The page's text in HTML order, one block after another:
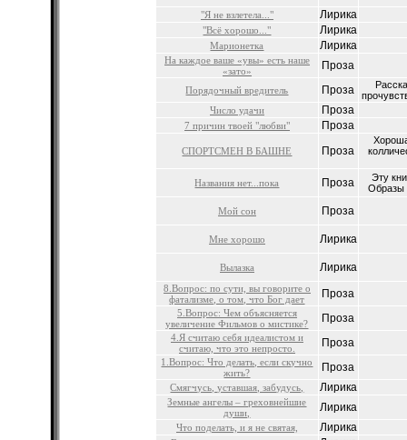
"Я не взлетела..." Лирика
"Всё хорошо..." Лирика
Марионетка Лирика
На каждое ваше «увы» есть наше
«зато»
Проза
Порядочный вредитель Проза
Число удачи
Проза
7 причин твоей "любви" Проза
СПОРТСМЕН В БАШНЕ Проза
Названия нет...пока Проза
Эту
Образы
Мой сон Проза
Мне хорошо Лирика
Вылазка Лирика
8.Вопрос: по сути, вы говорите о
фатализме, о том, что Бог дает
Проза
5.Вопрос: Чем объясняется
увеличение Фильмов о мистике?
Проза
4.Я считаю себя идеалистом и
считаю, что это непросто.
Проза
1.Вопрос: Что делать, если скучно
жить?
Проза
Смягчусь, уставшая, забудусь, Лирика
Земные ангелы – греховнейшие
души,
Лирика
Что поделать, и я не святая, Лирика